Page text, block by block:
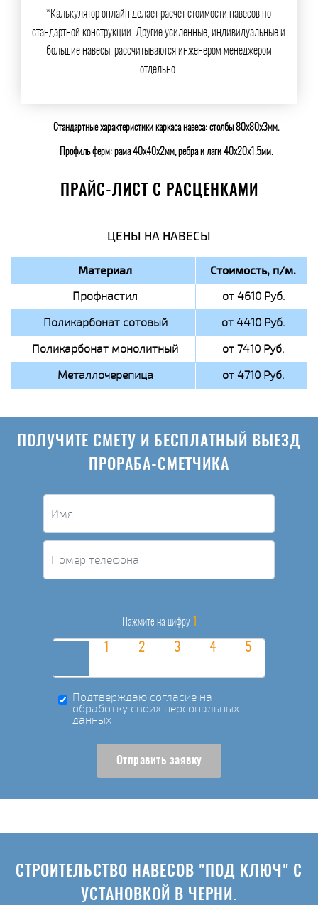
*Калькулятор онлайн делает расчет стоимости навесов по
стандартной конструкции. Другие усиленные, индивидуальные и
большие навесы, рассчитываются инженером менеджером
отдельно.
Стандартные характеристики каркаса навеса: столбы 80х80х3мм.
Профиль ферм: рама 40х40х2мм, ребра и лаги 40х20х1.5мм.
ПРАЙС-ЛИСТ С РАСЦЕНКАМИ
ЦЕНЫ НА НАВЕСЫ
Материал Стоимость, п/м.
Профнастил
от 4610 Руб.
Поликарбонат сотовый
от 4410 Руб.
Поликарбонат монолитный
от 7410 Руб.
Металлочерепица
от 4710 Руб.
ПОЛУЧИТЕ СМЕТУ И БЕСПЛАТНЫЙ ВЫЕЗД
ПРОРАБА-СМЕТЧИКА
Нажмите на цифру 1
Подтверждаю согласие на
обработку своих персональных
данных
Отправить заявку
СТРОИТЕЛЬСТВО НАВЕСОВ "ПОД КЛЮЧ" С
УСТАНОВКОЙ В ЧЕРНИ.